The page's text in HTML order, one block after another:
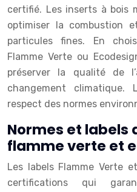
certifié. Les inserts à bois
optimiser la combustion
particules fines. En
Flamme Verte ou
préserver la qualité de
changement climatique.
respect des normes
Normes et labels
flamme verte et
Les labels Flamme Verte
certifications qui